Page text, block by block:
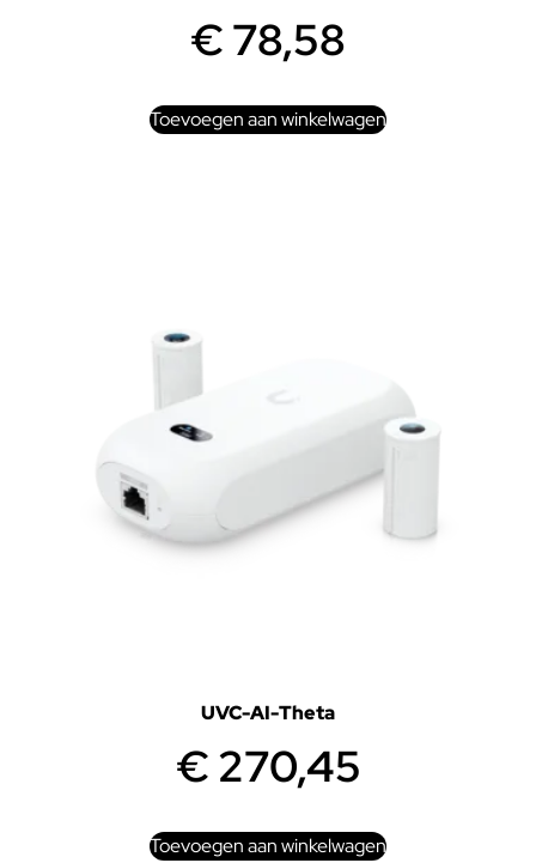
€78,58
Toevoegen aan winkelwagen
UVC-AI-Theta
€270,45
Toevoegen aan winkelwagen